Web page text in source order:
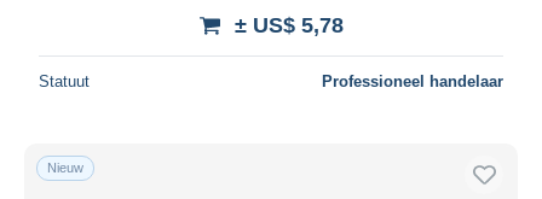
± US$ 5,78
Statuut Professioneel handelaar
Nieuw